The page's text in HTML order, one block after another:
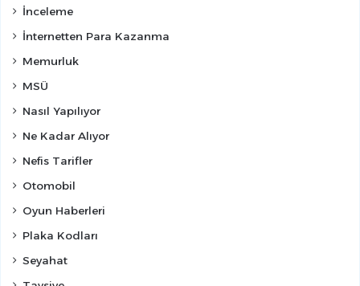
İnceleme
İnternetten Para Kazanma
Memurluk
MSÜ
Nasıl Yapılıyor
Ne Kadar Alıyor
Nefis Tarifler
Otomobil
Oyun Haberleri
Plaka Kodları
Seyahat